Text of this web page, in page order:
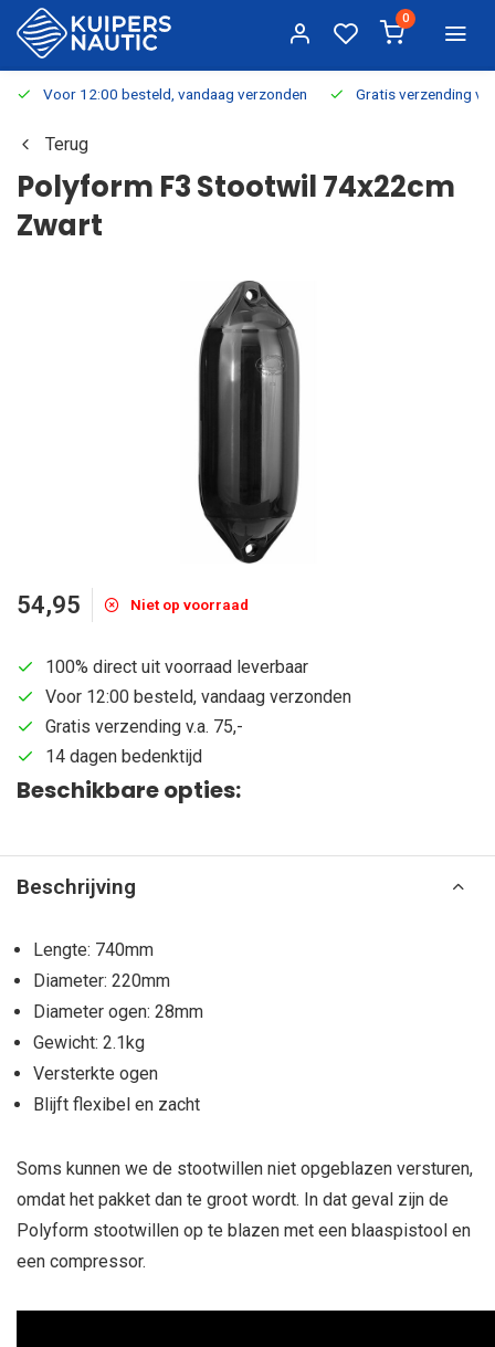
0
Voor 12:00 besteld, vandaag verzonden Gratis verzending
Terug
Polyform F3 Stootwil 74x22cm
Zwart
54,95 Niet op voorraad
100% direct uit voorraad leverbaar
Voor 12:00 besteld, vandaag verzonden
Gratis verzending v.a. 75,-
14 dagen bedenktijd
Beschikbare opties:
Beschrijving
Lengte: 740mm
Diameter: 220mm
Diameter ogen: 28mm
Gewicht: 2.1kg
Versterkte ogen
Blijft flexibel en zacht
Soms kunnen we de stootwillen niet opgeblazen versturen,
omdat het pakket dan te groot wordt. In dat geval zijn de
Polyform stootwillen op te blazen met een blaaspistool en
een compressor.